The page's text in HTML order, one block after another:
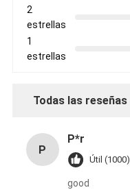
2
estrellas
1
estrellas
Todas las reseñas
P
P*r
Útil (1000)
good